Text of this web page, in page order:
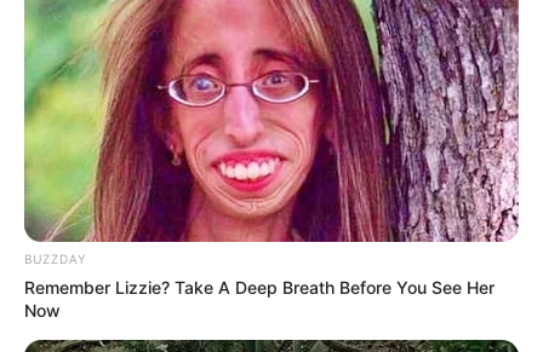
BUZZDAY
Remember Lizzie? Take A Deep Breath Before You See Her
Now